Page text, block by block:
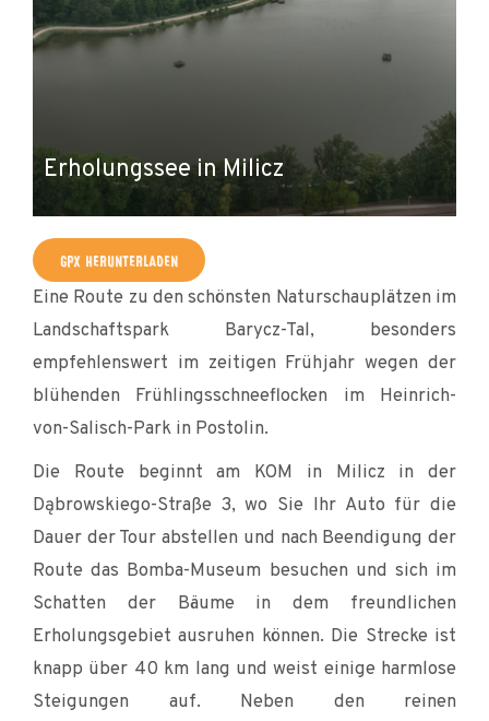
Erholungssee in Milicz
GPX HERUNTERLADEN
Eine Route zu den schönsten Naturschauplätzen im
Landschaftspark Barycz-Tal, besonders
empfehlenswert im zeitigen Frühjahr wegen der
blühenden Frühlingsschneeflocken im Heinrich-
von-Salisch-Park in Postolin.
Die Route beginnt am KOM in Milicz in der
Dąbrowskiego-Straße 3, wo Sie Ihr Auto für die
Dauer der Tour abstellen und nach Beendigung der
Route das Bomba-Museum besuchen und sich im
Schatten der Bäume in dem freundlichen
Erholungsgebiet ausruhen können. Die Strecke ist
knapp über 40 km lang und weist einige harmlose
Steigungen auf. Neben den reinen